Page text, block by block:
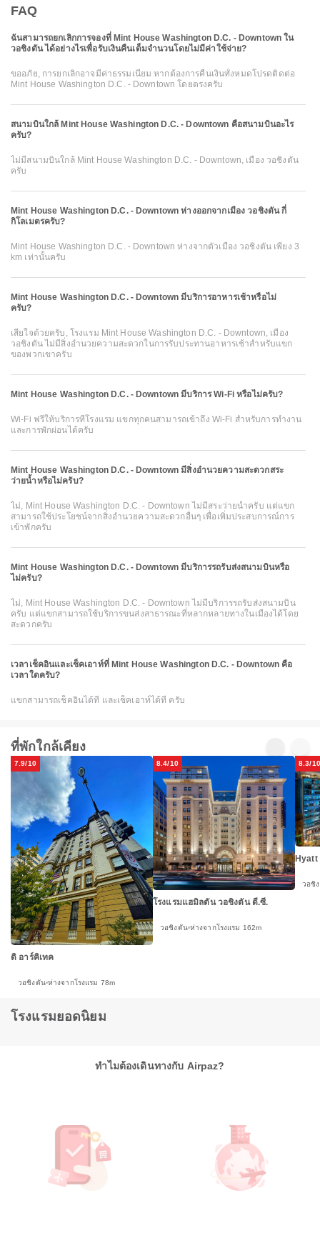
FAQ
ฉันสามารถยกเลิกการจองที่ Mint House Washington D.C. - Downtown ใน
วอชิงตัน ได้อย่างไรเพื่อรับเงินคืนเต็มจำนวนโดยไม่มีค่าใช้จ่าย?
ขออภัย, การยกเลิกอาจมีค่าธรรมเนียม หากต้องการคืนเงินทั้งหมดโปรดติดต่อ
Mint House Washington D.C. - Downtown โดยตรงครับ
สนามบินใกล้ Mint House Washington D.C. - Downtown คือสนามบินอะไร
ครับ?
ไม่มีสนามบินใกล้ Mint House Washington D.C. - Downtown, เมือง วอชิงตัน
ครับ
Mint House Washington D.C. - Downtown ห่างออกจากเมือง วอชิงตัน กี่
กิโลเมตรครับ?
Mint House Washington D.C. - Downtown ห่างจากตัวเมือง วอชิงตัน เพียง 3
km เท่านั้นครับ
Mint House Washington D.C. - Downtown มีบริการอาหารเช้าหรือไม่
ครับ?
เสียใจด้วยครับ, โรงแรม Mint House Washington D.C. - Downtown, เมือง
วอชิงตัน ไม่มีสิ่งอำนวยความสะดวกในการรับประทานอาหารเช้าสำหรับแขก
ของพวกเขาครับ
Mint House Washington D.C. - Downtown มีบริการ Wi-Fi หรือไม่ครับ?
Wi-Fi ฟรีให้บริการที่โรงแรม แขกทุกคนสามารถเข้าถึง Wi-Fi สำหรับการทำงาน
และการพักผ่อนได้ครับ
Mint House Washington D.C. - Downtown มีสิ่งอำนวยความสะดวกสระ
ว่ายน้ำหรือไม่ครับ?
ไม่, Mint House Washington D.C. - Downtown ไม่มีสระว่ายน้ำครับ แต่แขก
สามารถใช้ประโยชน์จากสิ่งอำนวยความสะดวกอื่นๆ เพื่อเพิ่มประสบการณ์การ
เข้าพักครับ
Mint House Washington D.C. - Downtown มีบริการรถรับส่งสนามบินหรือ
ไม่ครับ?
ไม่, Mint House Washington D.C. - Downtown ไม่มีบริการรถรับส่งสนามบิน
ครับ แต่แขกสามารถใช้บริการขนส่งสาธารณะที่หลากหลายทางในเมืองได้โดย
สะดวกครับ
เวลาเช็คอินและเช็คเอาท์ที่ Mint House Washington D.C. - Downtown คือ
เวลาใดครับ?
แขกสามารถเช็คอินได้ที่ และเช็คเอาท์ได้ที่ ครับ
ที่พักใกล้เคียง
7.9/10
ดิ อาร์คิเทค
วอชิงตัน ห่างจากโรงแรม 78m
8.4/10
โรงแรมแฮมิลตัน วอชิงตัน ดี.ซี.
วอชิงตัน ห่างจากโรงแรม 162m
8.3/10
Hyatt
วอชิ
โรงแรมยอดนิยม
ทำไมต้องเดินทางกับ Airpaz?